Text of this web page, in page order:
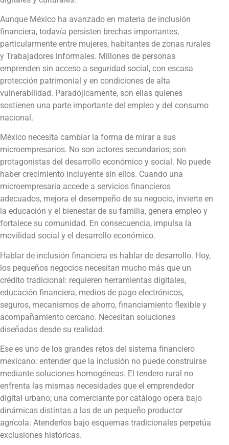
Aunque México ha avanzado en materia de inclusión
financiera, todavía persisten brechas importantes,
particularmente entre mujeres, habitantes de zonas rurales
y Trabajadores informales. Millones de personas
emprenden sin acceso a seguridad social, con escasa
protección patrimonial y en condiciones de alta
vulnerabilidad. Paradójicamente, son ellas quienes
sostienen una parte importante del empleo y del consumo
nacional.
México necesita cambiar la forma de mirar a sus
microempresarios. No son actores secundarios; son
protagonistas del desarrollo económico y social. No puede
haber crecimiento incluyente sin ellos. Cuando una
microempresaria accede a servicios financieros
adecuados, mejora el desempeño de su negocio, invierte en
la educación y el bienestar de su familia, genera empleo y
fortalece su comunidad. En consecuencia, impulsa la
movilidad social y el desarrollo económico.
Hablar de inclusión financiera es hablar de desarrollo. Hoy,
los pequeños negocios necesitan mucho más que un
crédito tradicional: requieren herramientas digitales,
educación financiera, medios de pago electrónicos,
seguros, mecanismos de ahorro, financiamiento flexible y
acompañamiento cercano. Necesitan soluciones
diseñadas desde su realidad.
Ese es uno de los grandes retos del sistema financiero
mexicano: entender que la inclusión no puede construirse
mediante soluciones homogéneas. El tendero rural no
enfrenta las mismas necesidades que el emprendedor
digital urbano; una comerciante por catálogo opera bajo
dinámicas distintas a las de un pequeño productor
agrícola. Atenderlos bajo esquemas tradicionales perpetúa
exclusiones históricas.